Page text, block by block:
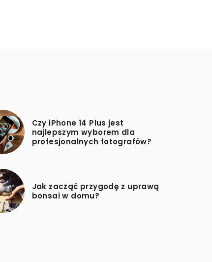
Czy iPhone 14 Plus jest
najlepszym wyborem dla
profesjonalnych fotografów?
Jak zacząć przygodę z uprawą
bonsai w domu?